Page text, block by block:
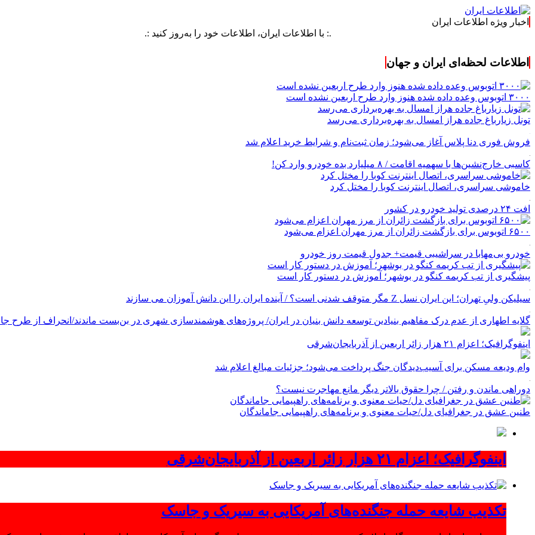
اخبار ویژه اطلاعات ایران
.: با اطلاعات ایران، اطلاعات خود را به‌روز کنید :.
اطلاعات لحظه‌ای ایران و جهان
۳۰۰۰ اتوبوس وعده داده شده هنوز وارد طرح اربعین نشده است
تونل زیارباغ جاده هراز امسال به بهره‌برداری می‌رسد
فروش فوری دنا پلاس آغاز می‌شود؛ زمان ثبت‌نام و شرایط خرید اعلام شد
کاسبی خارج‌نشین‌ها با سهمیه اقامت / ۸ میلیارد بده خودرو وارد کن!
خاموشی سراسری، اتصال اینترنت کوبا را مختل کرد
افت ۲۴ درصدی تولید خودرو در کشور
۶۵۰۰ اتوبوس برای بازگشت زائران از مرز مهران اعزام می‌شود
خودرو بی‌مهابا در سراشیبی قیمت+ جدول قیمت روز خودرو
پیشگیری از تب کریمه کنگو در بوشهر؛ آموزش در دستور کار است
سیلیکن ولیِ تهران؛ این ایران نسل Z مگر متوقف شدنی است؟ / آینده ایران را این دانش آموزان می سازند
گلایه اطهاری از عدم درک مفاهیم بنیادین توسعه دانش بنیان در ایران/ پروژه‌های هوشمندسازی شهری در بن‌بست ماندند/انحراف از طرح جامع ۱۳۸۶ به کشور
اینفوگرافیک؛ اعزام ۲۱ هزار زائر اربعین از آذربایجان‌شرقی
وام ودیعه مسکن برای آسیب‌دیدگان جنگ پرداخت می‌شود؛ جزئیات مبالغ اعلام شد
دوراهی ماندن و رفتن / چرا حقوق بالاتر دیگر مانع مهاجرت نیست؟
طنین عشق در جغرافیای دل/حیات معنوی و برنامه‌های راهپیمایی جاماندگان
اینفوگرافیک؛ اعزام ۲۱ هزار زائر اربعین از آذربایجان‌شرقی
تکذیب شایعه حمله جنگنده‌های آمریکایی به سیریک و جاسک